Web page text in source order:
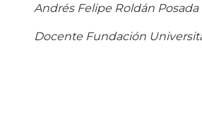
Andrés Felipe Roldán Posada
Docente Fundación